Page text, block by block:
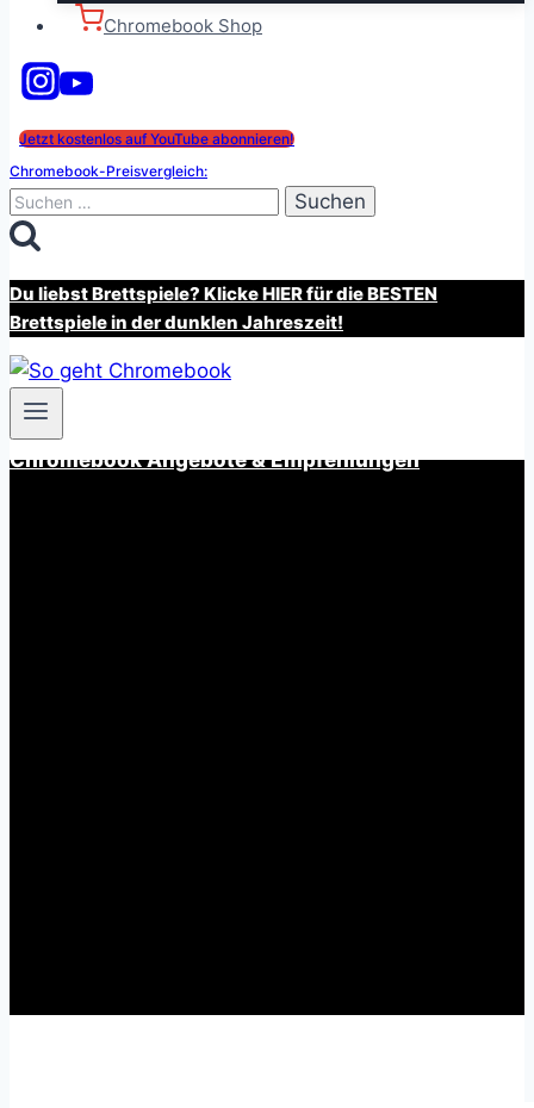
Chromebook Shop
Jetzt kostenlos auf YouTube abonnieren!
Chromebook-Preisvergleich:
Suchen
nach:
Du liebst Brettspiele? Klicke HIER für die BESTEN
Brettspiele in der dunklen Jahreszeit!
Chromebook Angebote & Empfehlungen